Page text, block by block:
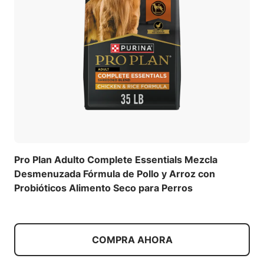
Pro Plan Adulto Complete Essentials Mezcla
Desmenuzada Fórmula de Pollo y Arroz con
Probióticos Alimento Seco para Perros
COMPRA AHORA